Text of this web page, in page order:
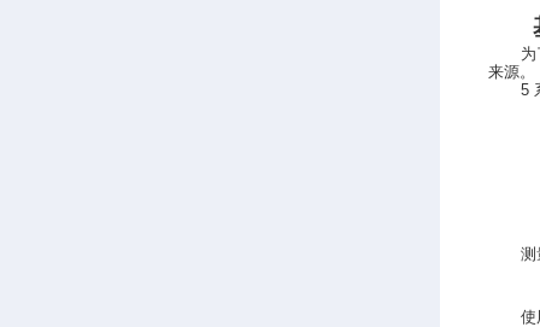
来源。
5
测
使